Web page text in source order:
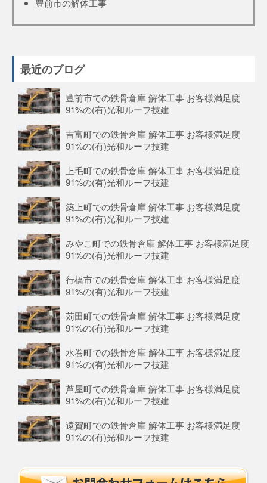
豊前市の解体工事
最近のブログ
豊前市での鉄骨倉庫 解体工事 お客様満足度
91%の(有)光和ルーフ技建
吉富町での鉄骨倉庫 解体工事 お客様満足度
91%の(有)光和ルーフ技建
上毛町での鉄骨倉庫 解体工事 お客様満足度
91%の(有)光和ルーフ技建
築上町での鉄骨倉庫 解体工事 お客様満足度
91%の(有)光和ルーフ技建
みやこ町での鉄骨倉庫 解体工事 お客様満足度
91%の(有)光和ルーフ技建
行橋市での鉄骨倉庫 解体工事 お客様満足度
91%の(有)光和ルーフ技建
苅田町での鉄骨倉庫 解体工事 お客様満足度
91%の(有)光和ルーフ技建
水巻町での鉄骨倉庫 解体工事 お客様満足度
91%の(有)光和ルーフ技建
芦屋町での鉄骨倉庫 解体工事 お客様満足度
91%の(有)光和ルーフ技建
遠賀町での鉄骨倉庫 解体工事 お客様満足度
91%の(有)光和ルーフ技建